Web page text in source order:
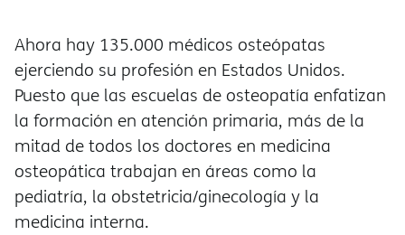
Ahora hay 135.000 médicos osteópatas
ejerciendo su profesión en Estados Unidos.
Puesto que las escuelas de osteopatía enfatizan
la formación en atención primaria, más de la
mitad de todos los doctores en medicina
osteopática trabajan en áreas como la
pediatría, la obstetricia/ginecología y la
medicina interna.